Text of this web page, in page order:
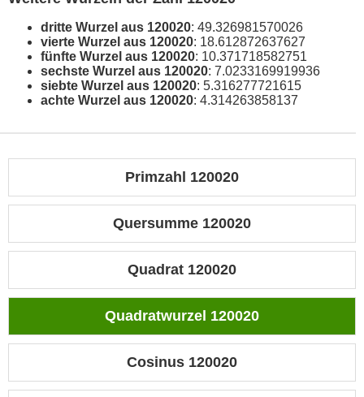
dritte Wurzel aus 120020: 49.326981570026
vierte Wurzel aus 120020: 18.612872637627
fünfte Wurzel aus 120020: 10.371718582751
sechste Wurzel aus 120020: 7.0233169919936
siebte Wurzel aus 120020: 5.316277721615
achte Wurzel aus 120020: 4.314263858137
Primzahl 120020
Quersumme 120020
Quadrat 120020
Quadratwurzel 120020
Cosinus 120020